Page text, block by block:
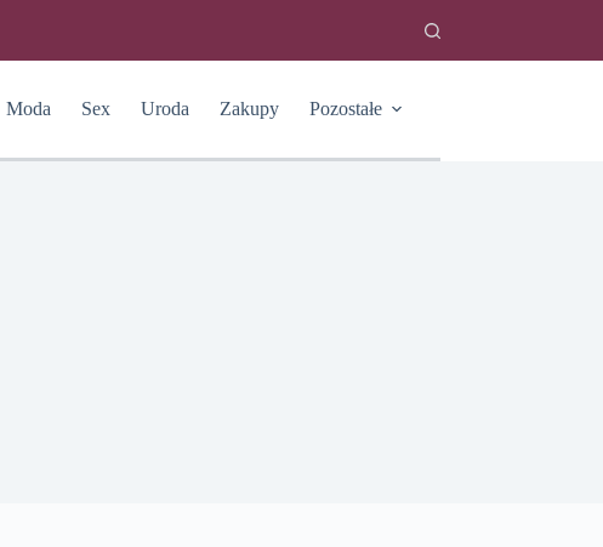
Moda Sex Uroda Zakupy Pozostałe